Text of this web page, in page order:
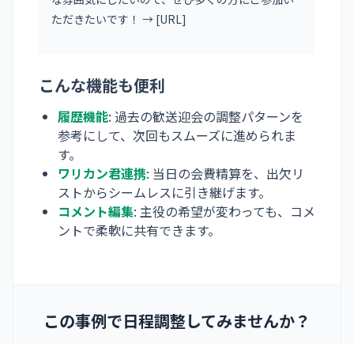
ただきたいです！ → [URL]
こんな機能も便利
履歴機能: 過去の歓送迎会の調整パターンを
参考にして、次回もスムーズに進められま
す。
ワリカン君連携: 当日の会費精算を、出欠リ
ストからシームレスに引き継げます。
コメント編集: 主役の希望が変わっても、コメ
ントで柔軟に共有できます。
この事例で日程調整してみませんか？